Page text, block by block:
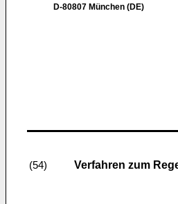
D-80807 München (DE)
(54) Verfahren zum